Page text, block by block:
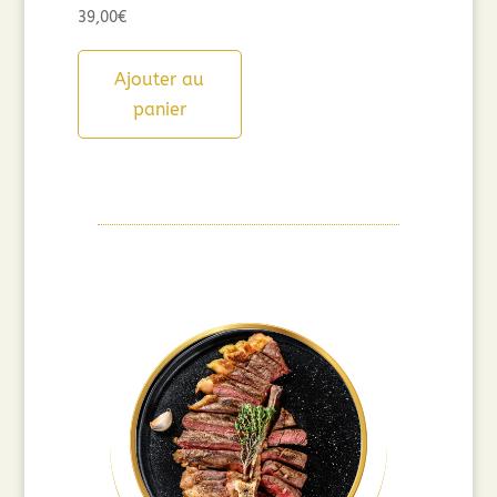
39,00€
Ajouter au
panier